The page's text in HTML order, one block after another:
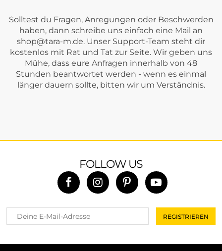
Solltest du Fragen, Anregungen oder Beschwerden
haben, dann schreibe uns einfach eine Mail an
shop@tara-m.de. Unser Support-Team steht dir
kostenlos mit Rat und Tat zur Seite. Wir geben uns
Mühe, dass eure Anfragen innerhalb von 48
Stunden beantwortet werden - wenn es einmal
länger dauern sollte, bitten wir um Verständnis.
FOLLOW US